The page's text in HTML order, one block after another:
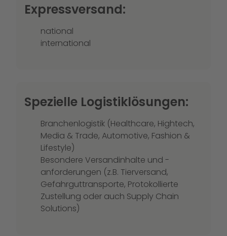
Expressversand:
national
international
Spezielle Logistiklösungen:
Branchenlogistik (Healthcare, Hightech,
Media & Trade, Automotive, Fashion &
Lifestyle)
Besondere Versandinhalte und -
anforderungen (z.B. Tierversand,
Gefahrguttransporte, Protokollierte
Zustellung oder auch Supply Chain
Solutions)